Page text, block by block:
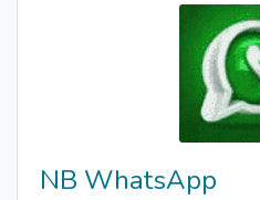
NB WhatsApp